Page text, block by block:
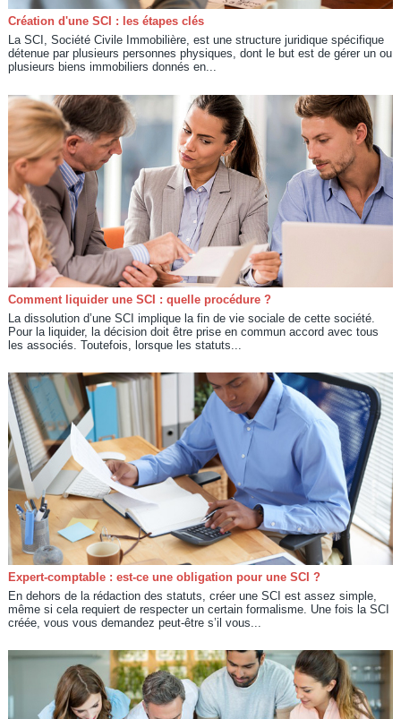
Création d'une SCI : les étapes clés
La SCI, Société Civile Immobilière, est une structure juridique spécifique
détenue par plusieurs personnes physiques, dont le but est de gérer un ou
plusieurs biens immobiliers donnés en...
Comment liquider une SCI : quelle procédure ?
La dissolution d’une SCI implique la fin de vie sociale de cette société.
Pour la liquider, la décision doit être prise en commun accord avec tous
les associés. Toutefois, lorsque les statuts...
Expert-comptable : est-ce une obligation pour une SCI ?
En dehors de la rédaction des statuts, créer une SCI est assez simple,
même si cela requiert de respecter un certain formalisme. Une fois la SCI
créée, vous vous demandez peut-être s’il vous...